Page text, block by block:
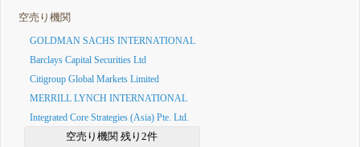
空売り機関
GOLDMAN SACHS INTERNATIONAL
Barclays Capital Securities Ltd
Citigroup Global Markets Limited
MERRILL LYNCH INTERNATIONAL
Integrated Core Strategies (Asia) Pte. Ltd.
空売り機関 残り2件